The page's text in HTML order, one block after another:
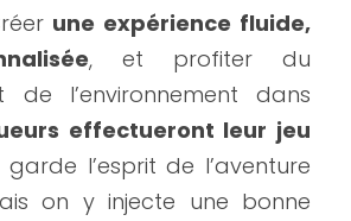
une expérience fluide,
, et profiter du
l’environnement dans
effectueront leur jeu
garde l’esprit de l’aventure
on y injecte une bonne